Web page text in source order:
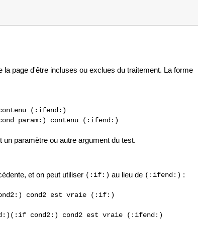
la page d'être incluses ou exclues du traitement. La forme
(:ifend:)
param:) contenu (:ifend:)
paramètre ou autre argument du test.
et on peut utiliser (:if:) au lieu de (:ifend:) :
cond2 est vraie (:if:)
cond2:) cond2 est vraie (:ifend:)